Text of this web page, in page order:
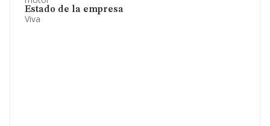
Estado de la empresa
Viva